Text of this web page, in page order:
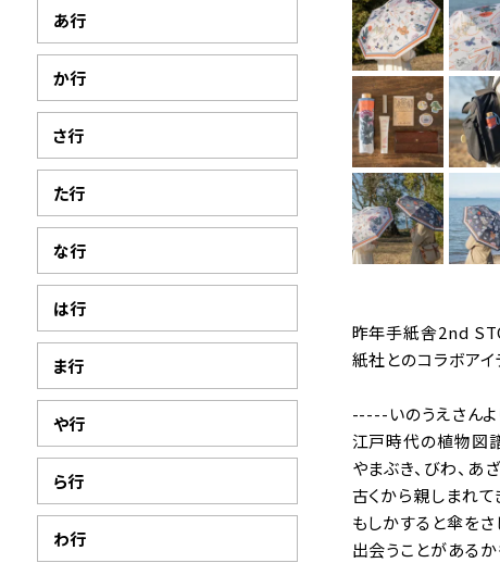
あ行
か行
さ行
た行
な行
は行
ま行
や行
ら行
わ行
昨年手紙舎2nd
紙社とのコラボア
-----いのうえさん
江戸時代の植物図
やまぶき、びわ、あ
古くから親しまれて
もしかすると傘を
出会うことがある